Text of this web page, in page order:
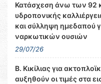
Κατάσχεση άνω των 92
υδροπονικής
και σύλληψη ημεδαπού
ναρκωτικών ουσιών
29/07/26
Β. Κικίλιας για
αυξηθούν οι τιμές στα